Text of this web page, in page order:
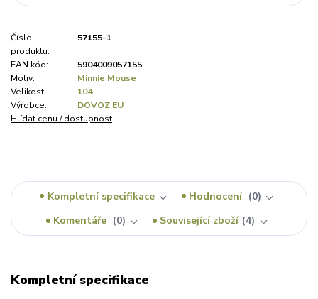
Číslo
produktu:
57155-1
EAN kód:
5904009057155
Motiv:
Minnie Mouse
Velikost:
104
Výrobce:
DOVOZ EU
Hlídat cenu / dostupnost
Kompletní specifikace Hodnocení
0
Komentáře
0 Související zboží 4
Kompletní specifikace